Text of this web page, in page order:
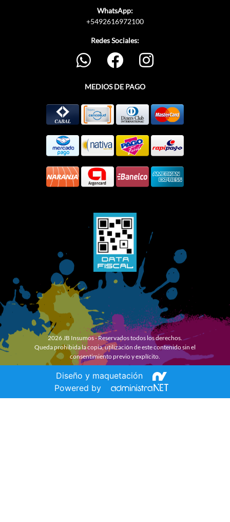
WhatsApp:
+5492616972100
Redes Sociales:
MEDIOS DE PAGO
2026 JB Insumos - Reservados todos los derechos.
Queda prohibida la copia, utilización de este contenido sin el
consentimiento previo y explícito.
Diseño y maquetación
Powered by